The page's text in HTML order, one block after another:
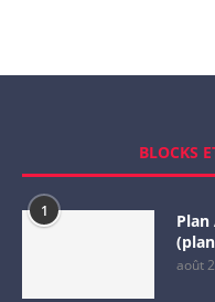
BLOCKS
1
Plan
août